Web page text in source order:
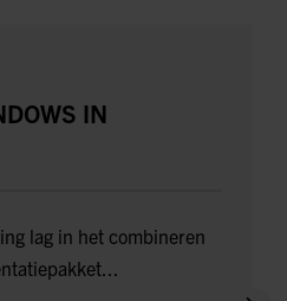
IN
lag in het combineren